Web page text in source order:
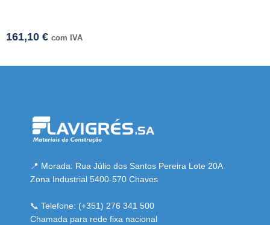
161,10 € com IVA
📍 Morada: Rua Júlio dos Santos Pereira Lote 20A
Zona Industrial 5400-570 Chaves
📞 Telefone: (+351) 276 341 500
Chamada para rede fixa nacional